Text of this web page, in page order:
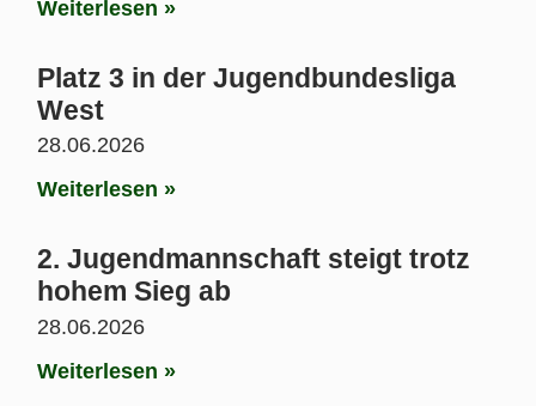
Weiterlesen »
Platz 3 in der Jugendbundesliga
West
28.06.2026
Weiterlesen »
2. Jugendmannschaft steigt trotz
hohem Sieg ab
28.06.2026
Weiterlesen »